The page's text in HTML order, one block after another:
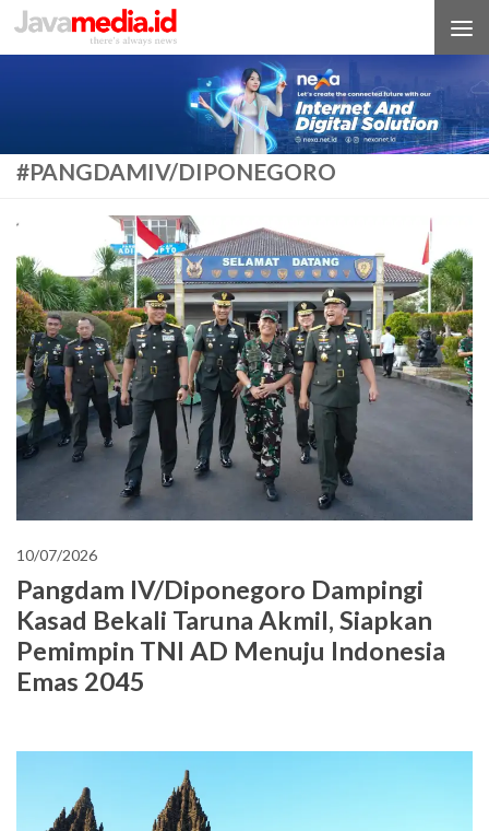
Skip to content
#PANGDAMIV/DIPONEGORO
10/07/2026
Pangdam IV/Diponegoro Dampingi
Kasad Bekali Taruna Akmil, Siapkan
Pemimpin TNI AD Menuju Indonesia
Emas 2045